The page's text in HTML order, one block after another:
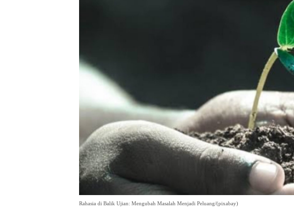
Rahasia di Balik Ujian: Mengubah Masalah Menjadi Peluang/(pixabay)